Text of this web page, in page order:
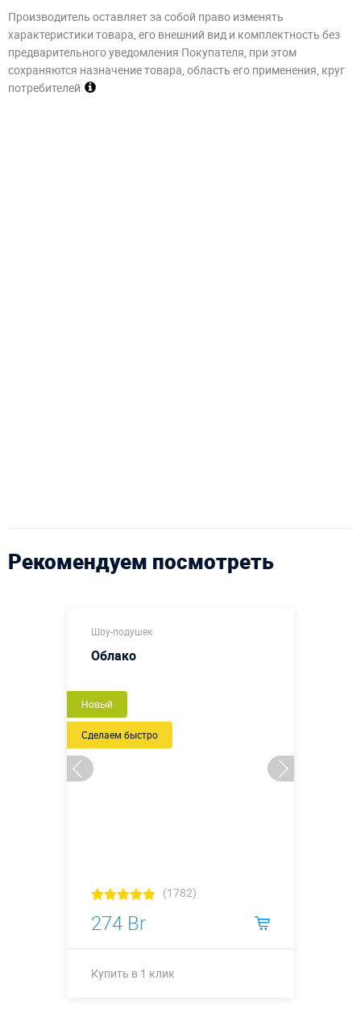
Производитель оставляет за собой право изменять
характеристики товара, его внешний вид и комплектность без
предварительного уведомления Покупателя, при этом
сохраняются назначение товара, область его применения, круг
потребителей
Рекомендуем посмотреть
Шоу-подушек
Облако
Новый
Сделаем быстро
(1782)
274 Br
Купить в 1 клик